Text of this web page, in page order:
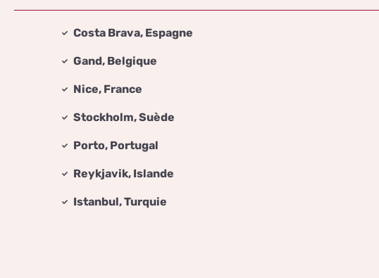
Costa Brava, Espagne
Gand, Belgique
Nice, France
Stockholm, Suède
Porto, Portugal
Reykjavik, Islande
Istanbul, Turquie